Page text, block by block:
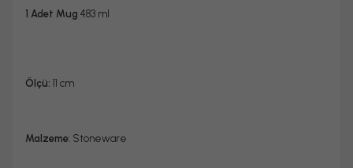
1 Adet Mug 483 ml
Ölçü: 11 cm
Malzeme: Stoneware